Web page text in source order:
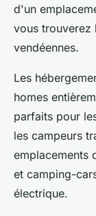
d'un
vous trouverez
vendéennes.
Les
homes
parfaits pour
les campeurs
emplacements
et camping-
électrique.